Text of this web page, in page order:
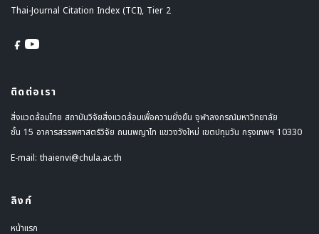
Thai-Journal Citation Index (TCI), Tier 2
ติดต่อเรา
สิ่งแวดล้อมไทย สถาบันวิจัยสิ่งแวดล้อมเพื่อความยั่งยืน จุฬาลงกรณ์มหาวิทยาลัย
ชั้น 15 อาคารสรรพศาสตร์วิจัย ถนนพญาไท แขวงวังใหม่ เขตปทุมวัน กรุงเทพฯ 10330
E-mail: thaienvi@chula.ac.th
ลิงก์
หน้าแรก